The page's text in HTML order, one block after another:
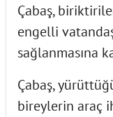
Çabaş,
engelli
sağlanmasına
Çabaş,
bireylerin araç